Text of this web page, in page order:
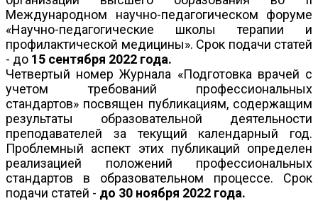
Международном научно-педагогическом форуме
«Научно-педагогические школы терапии и
профилактической медицины». Срок подачи статей
- до 15 сентября 2022 года.
Четвертый номер Журнала «Подготовка врачей с
учетом требований профессиональных
стандартов» посвящен публикациям, содержащим
результаты образовательной деятельности
преподавателей за текущий календарный год.
Проблемный аспект этих публикаций определен
реализацией положений профессиональных
стандартов в образовательном процессе. Срок
подачи статей - до 30 ноября 2022 года.